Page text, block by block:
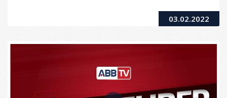
03.02.2022